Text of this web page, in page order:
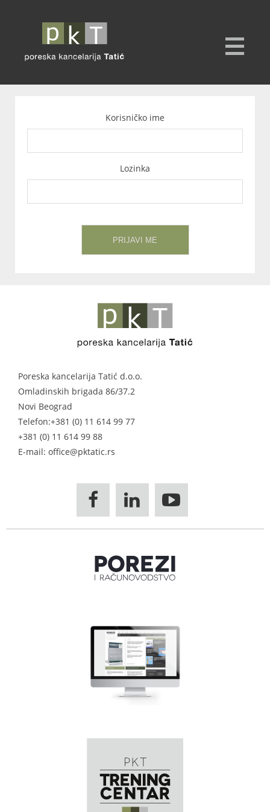
Korisničko ime
Lozinka
Poreska kancelarija Tatić d.o.o.
Omladinskih brigada 86/37.2
Novi Beograd
Telefon:+381 (0) 11 614 99 77
+381 (0) 11 614 99 88
E-mail: office@pktatic.rs
  